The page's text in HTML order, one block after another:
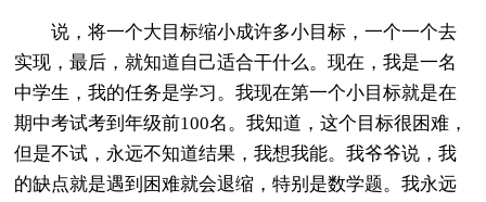
说，将一个大目标缩小成许多小目标，一个一个去
实现，最后，就知道自己适合干什么。现在，我是一名
中学生，我的任务是学习。我现在第一个小目标就是在
期中考试考到年级前100名。我知道，这个目标很困难，
但是不试，永远不知道结果，我想我能。我爷爷说，我
的缺点就是遇到困难就会退缩，特别是数学题。我永远